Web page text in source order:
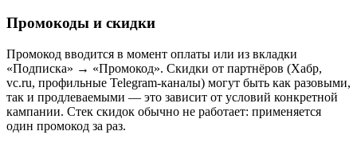
Промокоды и скидки
Промокод вводится в момент оплаты или из вкладки
«Подписка» → «Промокод». Скидки от партнёров (Хабр,
vc.ru, профильные Telegram-каналы) могут быть как разовыми,
так и продлеваемыми — это зависит от условий конкретной
кампании. Стек скидок обычно не работает: применяется
один промокод за раз.